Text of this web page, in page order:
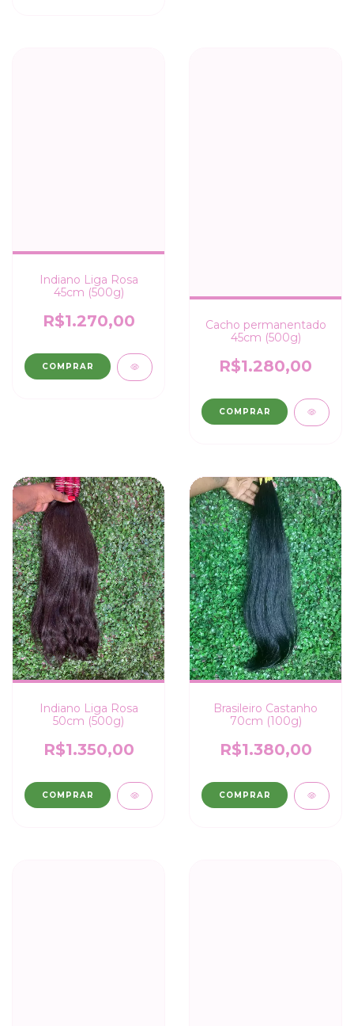
Indiano Liga Rosa
45cm (500g)
R$1.270,00
COMPRAR
Cacho permanentado
45cm (500g)
R$1.280,00
COMPRAR
Indiano Liga Rosa
50cm (500g)
R$1.350,00
COMPRAR
Brasileiro Castanho
70cm (100g)
R$1.380,00
COMPRAR